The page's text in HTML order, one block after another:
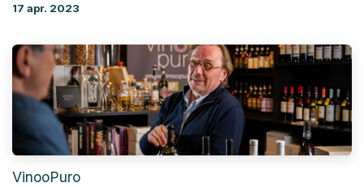
17 apr. 2023
VinooPuro